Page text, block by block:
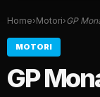
Home›Motori›GP
MOTORI
GP